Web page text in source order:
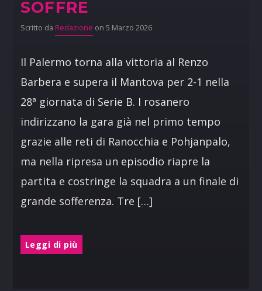
SOFFRE
Scritto da Redazione on 5 Marzo 2026
Il Palermo torna alla vittoria al Renzo
Barbera e supera il Mantova per 2-1 nella
28ª giornata di Serie B. I rosanero
indirizzano la gara già nel primo tempo
grazie alle reti di Ranocchia e Pohjanpalo,
ma nella ripresa un episodio riapre la
partita e costringe la squadra a un finale di
grande sofferenza. Tre […]
Leggi di più